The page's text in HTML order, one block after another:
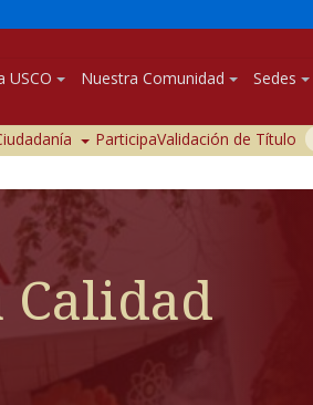
USCO Nuestra Comunidad Sedes
ParticipaValidación de Título
Calidad